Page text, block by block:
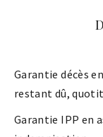
Garantie décès
restant dû,
Garantie IPP en